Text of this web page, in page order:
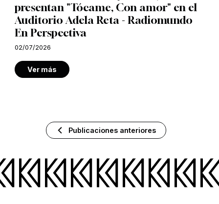
presentan "Tócame, Con amor" en el
Auditorio Adela Reta - Radiomundo
En Perspectiva
02/07/2026
Ver más
Publicaciones anteriores